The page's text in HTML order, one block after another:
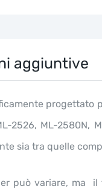
aggiuntive
progettato
2526, ML-2580N,
sia tra quelle
può variare, ma il